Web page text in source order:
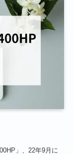
」、22年9月に